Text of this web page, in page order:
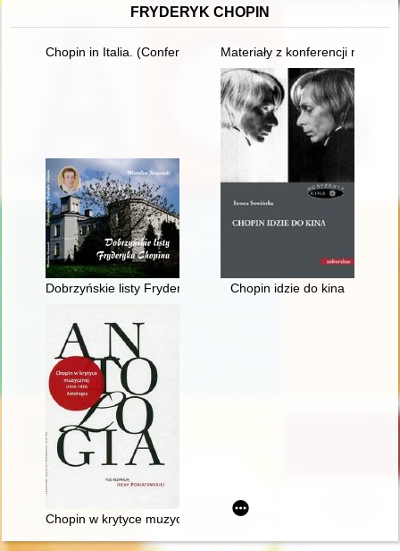
FRYDERYK CHOPIN
Chopin in Italia. (Conferenze tenute nella Bibliotheca e
Materiały z konferencji
Dobrzyńskie listy Fryderyka F. Chopina. Fryderyk Chopin na
Chopin idzie do kina
Chopin w krytyce muzycznej (1918-1939). Antologia